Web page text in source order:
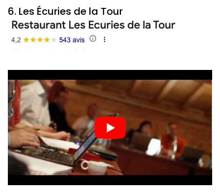
6. Les Écuries de la Tour